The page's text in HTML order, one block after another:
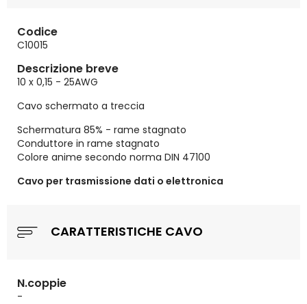
Codice
C10015
Descrizione breve
10 x 0,15 - 25AWG
Cavo schermato a treccia
Schermatura 85% - rame stagnato
Conduttore in rame stagnato
Colore anime secondo norma DIN 47100
Cavo per trasmissione dati o elettronica
CARATTERISTICHE CAVO
N.coppie
-